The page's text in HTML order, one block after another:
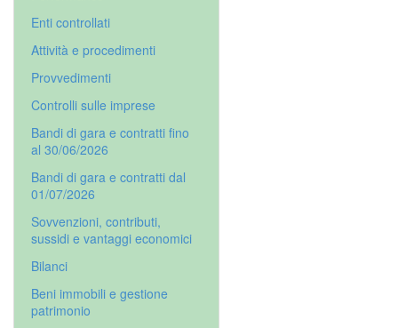
Enti controllati
Attività e procedimenti
Provvedimenti
Controlli sulle imprese
Bandi di gara e contratti fino
al 30/06/2026
Bandi di gara e contratti dal
01/07/2026
Sovvenzioni, contributi,
sussidi e vantaggi economici
Bilanci
Beni immobili e gestione
patrimonio